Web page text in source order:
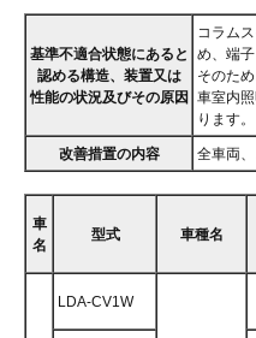
基準不適合状態にあると
認める構造、装置又は
性能の状況及びその原因
コラム
め、端
そのた
車室内
ります。
改善措置の内容 全車両
車
名
型式 車種名
LDA-CV1W